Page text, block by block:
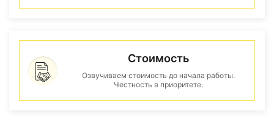
Стоимость
Озвучиваем стоимость до начала работы.
Честность в приоритете.